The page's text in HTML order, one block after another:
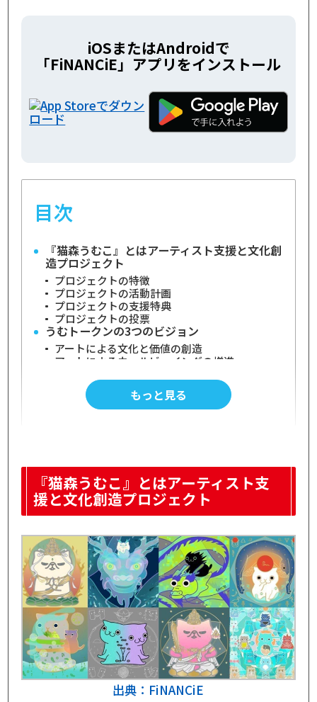
iOSまたはAndroidで
「FiNANCiE」アプリをインストール
目次
『猫森うむこ』とはアーティスト支援と文化創
造プロジェクト
プロジェクトの特徴
プロジェクトの活動計画
プロジェクトの支援特典
プロジェクトの投票
うむトークンの3つのビジョン
アートによる文化と価値の創造
アートによるウェルビーイングの増進
猫型アーティスト・猫森うむこ氏について
猫をメインモチーフとしたアート作品を制作
担当
『猫森うむこ』のコミュニティトークン(CT)
情報
うむトークンの買い方
価格
FiNANCiE『猫森うむこ』プロジェクト｜まと
め
もっと見る
『猫森うむこ』とはアーティスト支
援と文化創造プロジェクト
出典：FiNANCiE